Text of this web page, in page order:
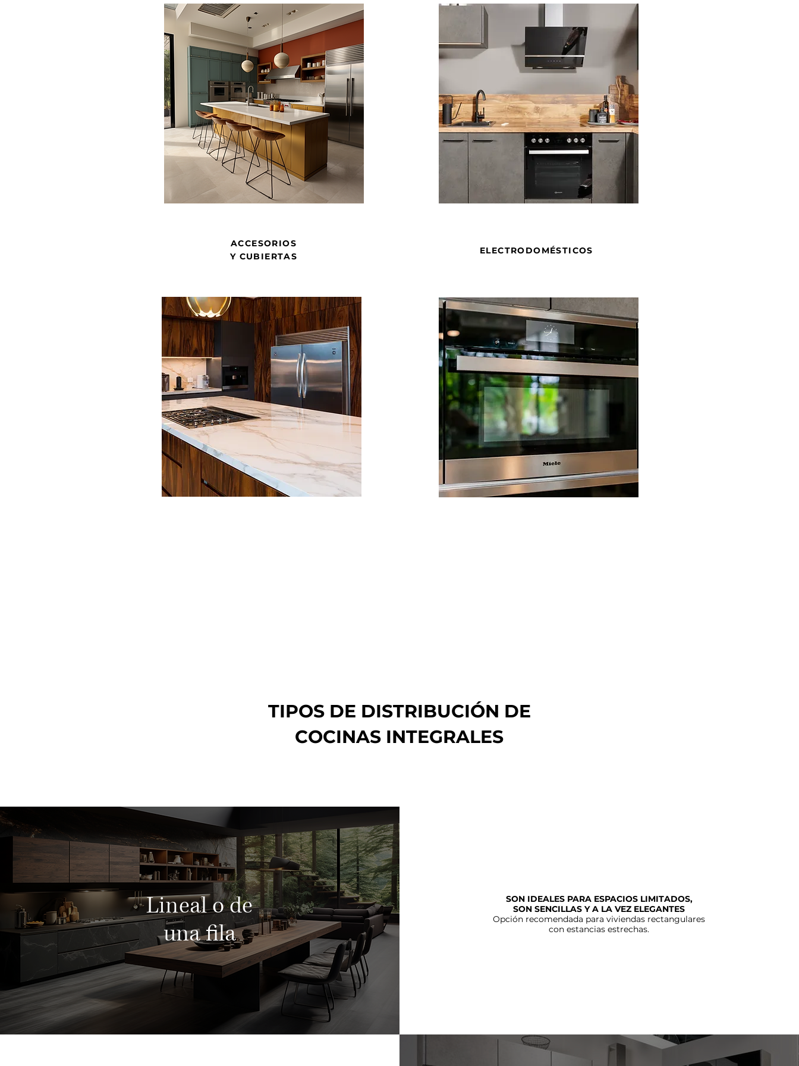
ACCESORIOS
Y CUBIERTAS
ELECTRODOMÉSTICOS
TIPOS DE DISTRIBUCIÓN DE
COCINAS INTEGRALES
Lineal o de
una fila
SON IDEALES PARA ESPACIOS LIMITADOS,
SON SENCILLAS Y A LA VEZ ELEGANTES
Opción recomendada para viviendas rectangulares
con estancias estrechas.